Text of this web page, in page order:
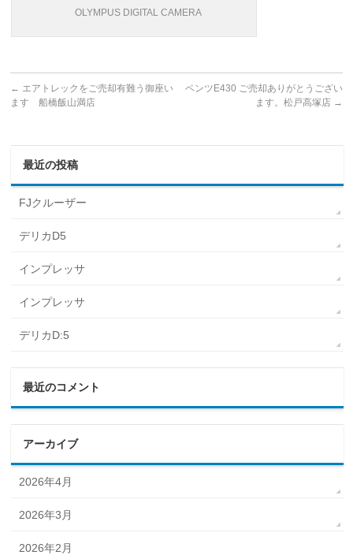
OLYMPUS DIGITAL CAMERA
← エアトレックをご売却有難う御座い
ます 船橋飯山満店
ベンツE430 ご売却ありがとうござい
ます。松戸高塚店 →
最近の投稿
FJクルーザー
デリカD5
インプレッサ
インプレッサ
デリカD:5
最近のコメント
アーカイブ
2026年4月
2026年3月
2026年2月